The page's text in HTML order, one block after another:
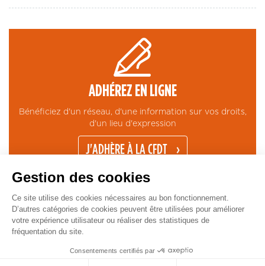
ADHÉREZ EN LIGNE
Bénéficiez d'un réseau, d'une information sur vos droits,
d'un lieu d'expression
J'ADHÈRE À LA CFDT
Copyright © CFDT Cadres - 2026
CONTACT MENTIONS LÉGALES
Gestion des cookies
Ce site utilise des cookies nécessaires au bon fonctionnement.
D’autres catégories de cookies peuvent être utilisées pour améliorer
votre expérience utilisateur ou réaliser des statistiques de
fréquentation du site.
Consentements certifiés par